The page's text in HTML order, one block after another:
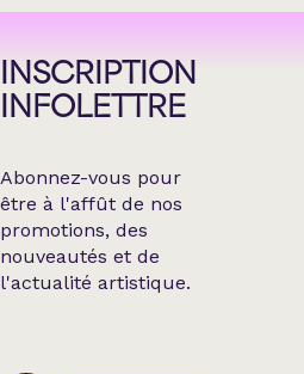
INSCRIPTION
INFOLETTRE
Abonnez-vous pour
être à l'affût de nos
promotions, des
nouveautés et de
l'actualité artistique.